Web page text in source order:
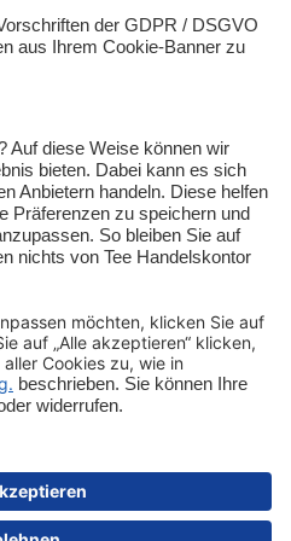
widerrufen
Cookie-Einstellungen
Barrierefreiheit